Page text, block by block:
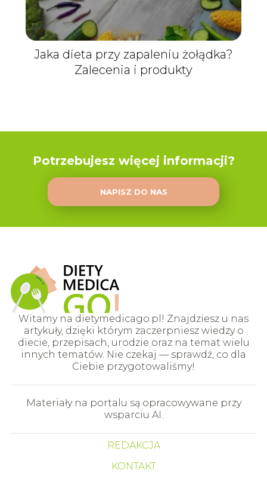
Jaka dieta przy zapaleniu żołądka?
Zalecenia i produkty
Potrzebujesz więcej informacji?
NAPISZ DO NAS
Witamy na dietymedicago.pl! Znajdziesz u nas
artykuły, dzięki którym zaczerpniesz wiedzy o
diecie, przepisach, urodzie oraz na temat wielu
innych tematów. Nie czekaj — sprawdź, co dla
Ciebie przygotowaliśmy!
Materiały na portalu są opracowywane przy
wsparciu AI.
REDAKCJA
KONTAKT